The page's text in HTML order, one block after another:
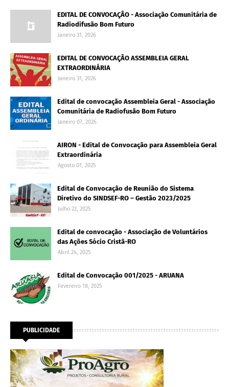
EDITAL DE CONVOCAÇÃO - Associação Comunitária de
Radiodifusão Bom Futuro
Janeiro 31, 2026
EDITAL DE CONVOCAÇÃO ASSEMBLEIA GERAL
EXTRAORDINÁRIA
Janeiro 31, 2026
Edital de convocação Assembleia Geral - Associação
Comunitária de Radiofusão Bom Futuro
Janeiro 07, 2026
AIRON - Edital de Convocação para Assembleia Geral
Extraordinária
Agosto 01, 2025
Edital de Convocação de Reunião do Sistema
Diretivo do SINDSEF-RO – Gestão 2023/2025
Julho 22, 2025
Edital de convocação - Associação de Voluntários
das Ações Sócio Cristã-RO
Abril 24, 2025
Edital de Convocação 001/2025 - ARUANA
Fevereiro 18, 2025
PUBLICIDADE